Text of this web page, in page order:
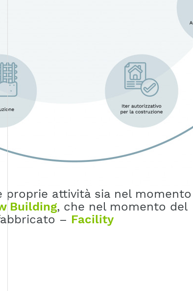
proprie attività sia nel momento
Building, che nel momento del
– Facility